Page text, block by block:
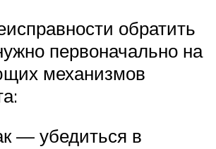
обратить
первоначально на
механизмов
— убедиться в